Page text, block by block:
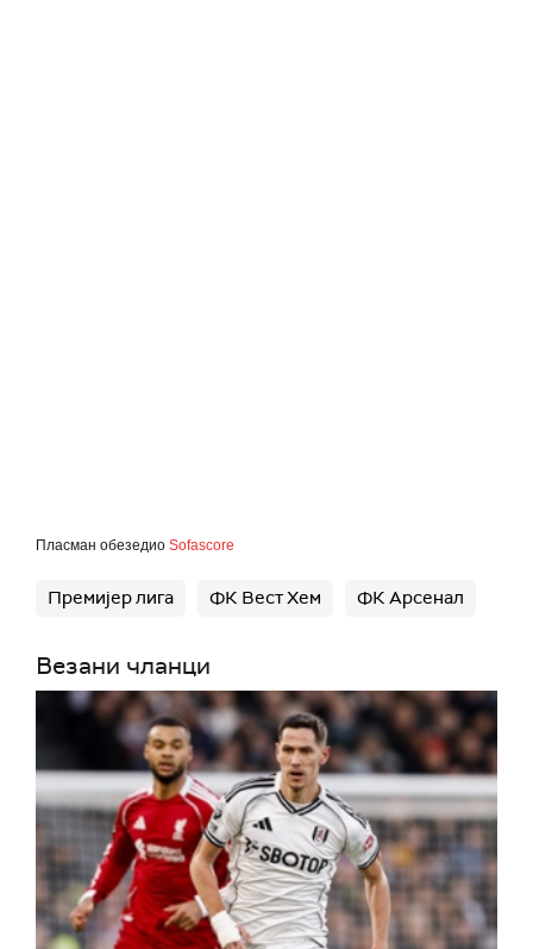
Пласман обезедио Sofascore
Премијер лига ФК Вест Хем ФК Арсенал
Везани чланци